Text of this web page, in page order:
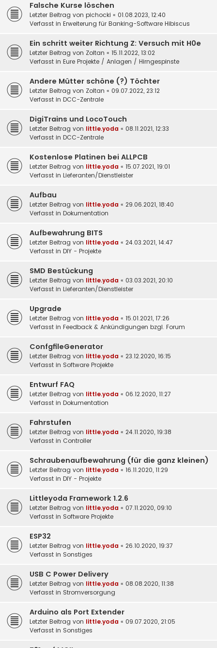
Falsche Kurse löschen
Letzter Beitrag von pichocki « 01.08.2023, 12:40
Verfasst in Erweiterung für Banking-Software Hibiscus
Ein schritt weiter Richtung Z: Versuch mit H0e
Letzter Beitrag von Zoltan « 15.11.2022, 13:02
Verfasst in Eure Projekte / Anlagen / Hirngespinste
Andere Mütter schöne (?) Töchter
Letzter Beitrag von Zoltan « 09.07.2022, 23:12
Verfasst in DCC-Zentrale
DigiTrains und LocoTouch
Letzter Beitrag von little.yoda « 08.11.2021, 12:33
Verfasst in DCC-Zentrale
Kostenlose Platinen bei ALLPCB
Letzter Beitrag von little.yoda « 15.07.2021, 19:01
Verfasst in Lieferanten/Dienstleister
Aufbau
Letzter Beitrag von little.yoda « 29.06.2021, 18:40
Verfasst in Dokumentation
Aufbewahrung BITS
Letzter Beitrag von little.yoda « 24.03.2021, 14:47
Verfasst in DIY - Projekte
SMD Bestückung
Letzter Beitrag von little.yoda « 03.03.2021, 20:10
Verfasst in Lieferanten/Dienstleister
Upgrade
Letzter Beitrag von little.yoda « 15.01.2021, 17:26
Verfasst in Feedback & Ankündigungen bzgl. Forum
ConfgfileGenerator
Letzter Beitrag von little.yoda « 23.12.2020, 16:15
Verfasst in Software Projekte
Entwurf FAQ
Letzter Beitrag von little.yoda « 06.12.2020, 11:27
Verfasst in Dokumentation
Fahrstufen
Letzter Beitrag von little.yoda « 24.11.2020, 19:38
Verfasst in Controller
Schraubenaufbewahrung (für die ganz kleinen)
Letzter Beitrag von little.yoda « 16.11.2020, 11:29
Verfasst in DIY - Projekte
Littleyoda Framework 1.2.6
Letzter Beitrag von little.yoda « 07.11.2020, 09:10
Verfasst in Software Projekte
ESP32
Letzter Beitrag von little.yoda « 26.10.2020, 19:37
Verfasst in Sonstiges
USB C Power Delivery
Letzter Beitrag von little.yoda « 08.08.2020, 11:38
Verfasst in Stromversorgung
Arduino als Port Extender
Letzter Beitrag von little.yoda « 09.07.2020, 21:05
Verfasst in Sonstiges